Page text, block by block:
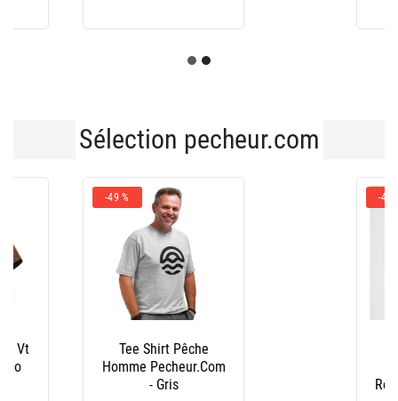
Sélection pecheur.com
-43 %
Bonnet Peche
Pecheur.Com
Réversible - Noir/Kaki